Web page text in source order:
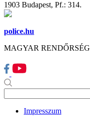
1903 Budapest, Pf.: 314.
police.hu
MAGYAR RENDŐRSÉG
Impresszum